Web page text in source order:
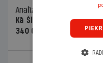
Analīze
Kā Šlesera partija
340 000 vērtu reklāmas